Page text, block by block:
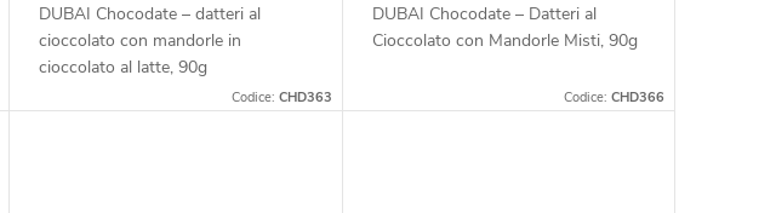
DUBAI Chocodate – datteri al
cioccolato con mandorle in
cioccolato al latte, 90g
Codice: CHD363
DUBAI Chocodate – Datteri al
Cioccolato con Mandorle Misti, 90g
Codice: CHD366